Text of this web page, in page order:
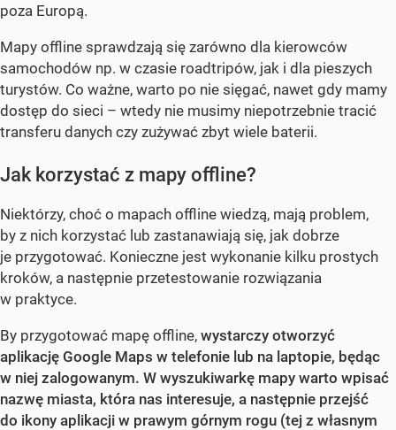
poza Europą.
Mapy offline sprawdzają się zarówno dla kierowców
samochodów np. w czasie roadtripów, jak i dla pieszych
turystów. Co ważne, warto po nie sięgać, nawet gdy mamy
dostęp do sieci – wtedy nie musimy niepotrzebnie tracić
transferu danych czy zużywać zbyt wiele baterii.
Jak korzystać z mapy offline?
Niektórzy, choć o mapach offline wiedzą, mają problem,
by z nich korzystać lub zastanawiają się, jak dobrze
je przygotować. Konieczne jest wykonanie kilku prostych
kroków, a następnie przetestowanie rozwiązania
w praktyce.
By przygotować mapę offline, wystarczy otworzyć
aplikację Google Maps w telefonie lub na laptopie, będąc
w niej zalogowanym. W wyszukiwarkę mapy warto wpisać
nazwę miasta, która nas interesuje, a następnie przejść
do ikony aplikacji w prawym górnym rogu (tej z własnym